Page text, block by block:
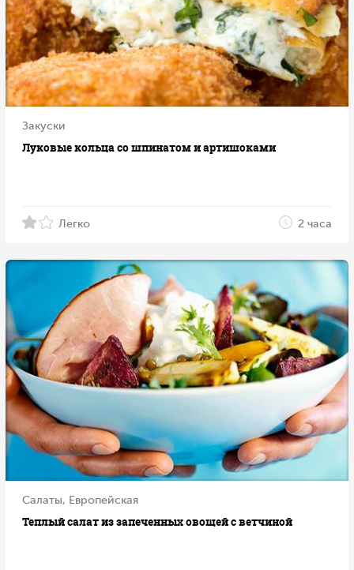
Закуски
Луковые кольца со шпинатом и артишоками
Легко 2 часа
Салаты, Европейская
Теплый салат из запеченных овощей с ветчиной